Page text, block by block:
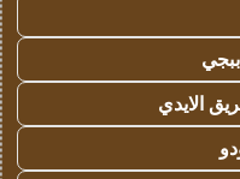
الايدي